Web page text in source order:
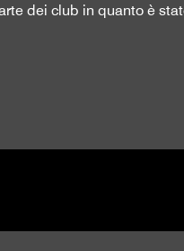
dei club in quanto è